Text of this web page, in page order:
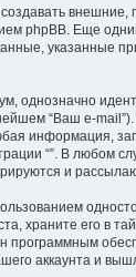
phpBB. Еще
указанные
однозначно
“Ваш e-
информация,
“”. В любом
и
храните его в
программным
аккаунта и